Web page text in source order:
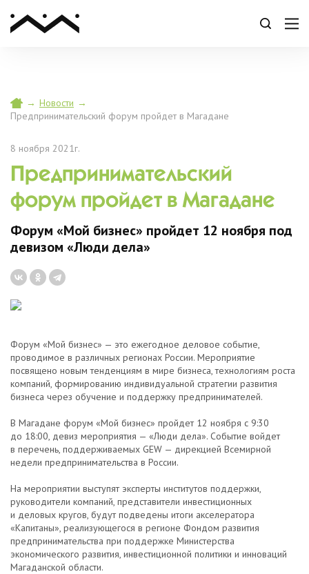
→ Новости →
Предпринимательский форум пройдет в Магадане
8 ноября 2021г.
Предпринимательский
форум пройдет в Магадане
Форум «Мой бизнес» пройдет 12 ноября под
девизом «Люди дела»
Форум «Мой бизнес» — это ежегодное деловое событие,
проводимое в различных регионах России. Мероприятие
посвящено новым тенденциям в мире бизнеса, технологиям роста
компаний, формированию индивидуальной стратегии развития
бизнеса через обучение и поддержку предпринимателей.
В Магадане форум «Мой бизнес» пройдет 12 ноября с 9:30
до 18:00, девиз мероприятия — «Люди дела». Событие войдет
в перечень, поддерживаемых GEW — дирекцией Всемирной
недели предпринимательства в России.
На мероприятии выступят эксперты институтов поддержки,
руководители компаний, представители инвестиционных
и деловых кругов, будут подведены итоги акселератора
«Капитаны», реализующегося в регионе Фондом развития
предпринимательства при поддержке Министерства
экономического развития, инвестиционной политики и инноваций
Магаданской области.